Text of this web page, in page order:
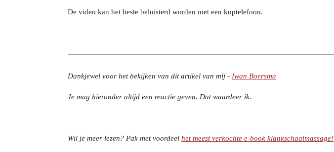
De video kan het beste beluisterd worden met een koptelefoon.
Dankjewel voor het bekijken van dit artikel van mij - Iwan Boersma
Je mag hieronder altijd een reactie geven. Dat waardeer ik.
Wil je meer lezen? Pak met voordeel het meest verkochte e-book klankschaalmassage!